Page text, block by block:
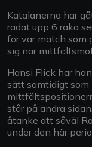
Katalanerna har
radat upp 6 raka
för var match som
sig när
Hansi Flick har
sätt samtidigt som
står på andra
åtanke att såväl
under den här